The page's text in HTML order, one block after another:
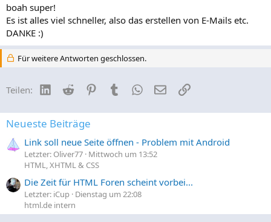
boah super!
Es ist alles viel schneller, also das erstellen von E-Mails etc.
DANKE :)
Für weitere Antworten geschlossen.
Teilen: LinkedIn
Reddit PinterestTumblrWhatsApp
E-MailLink
Neueste Beiträge
Link soll neue Seite öffnen - Problem mit Android
Letzter: Oliver77 Mittwoch um 13:52
HTML, XHTML & CSS
Die Zeit für HTML Foren scheint vorbei...
Letzter: iCup Dienstag um 22:08
html.de intern